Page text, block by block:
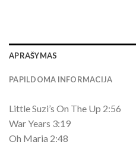
APRAŠYMAS
PAPILDOMA INFORMACIJA
Little Suzi’s On The Up 2:56
War Years 3:19
Oh Maria 2:48